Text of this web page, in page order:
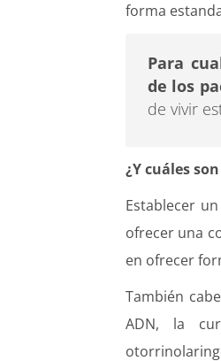
forma
Para
de los
de vivir
¿Y cuáles
Establecer
ofrecer una
en ofrecer
También
ADN, la